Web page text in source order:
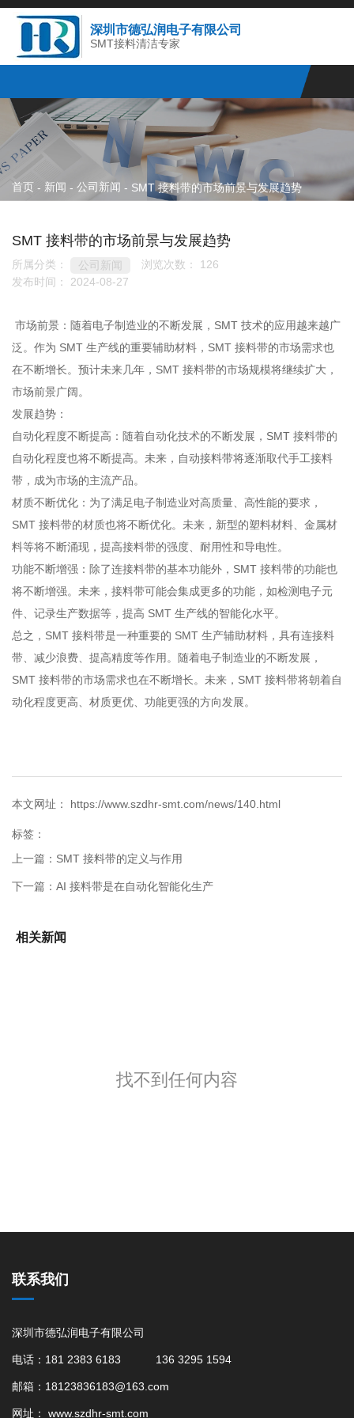
深圳市德弘润电子有限公司
SMT接料清洁专家
首页 - 新闻 - 公司新闻 - SMT 接料带的市场前景与发展趋势
SMT 接料带的市场前景与发展趋势
所属分类： 公司新闻 浏览次数： 126
发布时间： 2024-08-27
市场前景：随着电子制造业的不断发展，SMT 技术的应用越来越广
泛。作为 SMT 生产线的重要辅助材料，SMT 接料带的市场需求也
在不断增长。预计未来几年，SMT 接料带的市场规模将继续扩大，
市场前景广阔。
发展趋势：
自动化程度不断提高：随着自动化技术的不断发展，SMT 接料带的
自动化程度也将不断提高。未来，自动接料带将逐渐取代手工接料
带，成为市场的主流产品。
材质不断优化：为了满足电子制造业对高质量、高性能的要求，
SMT 接料带的材质也将不断优化。未来，新型的塑料材料、金属材
料等将不断涌现，提高接料带的强度、耐用性和导电性。
功能不断增强：除了连接料带的基本功能外，SMT 接料带的功能也
将不断增强。未来，接料带可能会集成更多的功能，如检测电子元
件、记录生产数据等，提高 SMT 生产线的智能化水平。
总之，SMT 接料带是一种重要的 SMT 生产辅助材料，具有连接料
带、减少浪费、提高精度等作用。随着电子制造业的不断发展，
SMT 接料带的市场需求也在不断增长。未来，SMT 接料带将朝着自
动化程度更高、材质更优、功能更强的方向发展。
本文网址： https://www.szdhr-smt.com/news/140.html
标签：
上一篇： SMT 接料带的定义与作用
下一篇： AI 接料带是在自动化智能化生产
相关新闻
找不到任何内容
联系我们
深圳市德弘润电子有限公司
电话：181 2383 6183 136 3295 1594
邮箱：18123836183@163.com
网址： www.szdhr-smt.com